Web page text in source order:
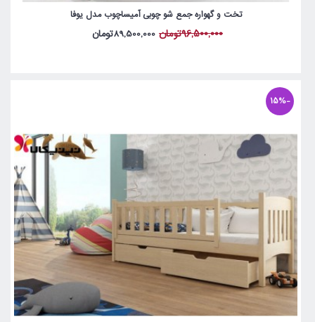
تخت و گهواره جمع شو چوبی آمیساچوب مدل یوفا
96,500,000تومان 89,500,000تومان
-15%